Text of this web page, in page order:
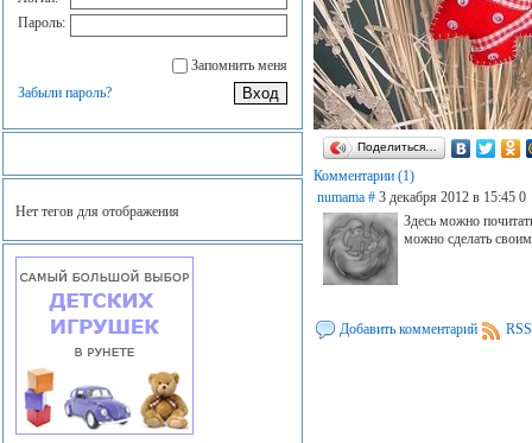
Пароль:
Запомнить меня
Забыли пароль?
Нет тегов для отображения
Поделиться…
Комментарии (1)
numama # 3 декабря 2012 в 15:45 0
Здесь можно
можно сделать
Добавить комментарий